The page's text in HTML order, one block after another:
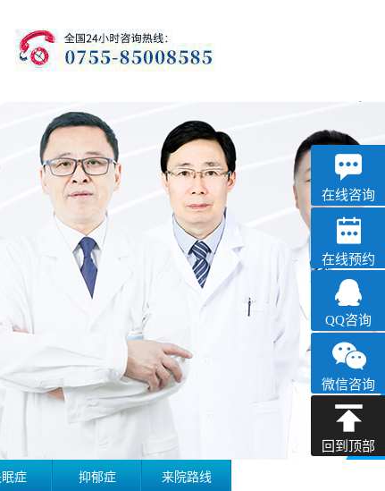
症 抑郁症 来院路线
优眠
失眠抑郁专科
在线咨询
在线预约
QQ咨询
微信咨询
回到顶部